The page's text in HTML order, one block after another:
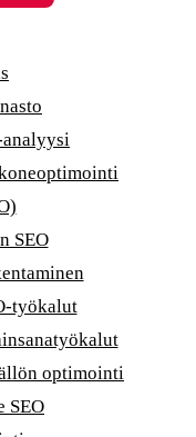
SEO
työkalut
optimointi
SEO